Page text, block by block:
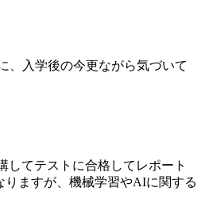
、入学後の今更ながら気づいて
てテストに合格してレポート
ますが、機械学習やAIに関する